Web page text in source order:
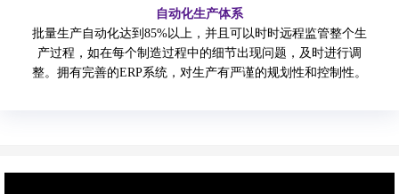
自动化生产体系
批量生产自动化达到85%以上，并且可以时时远程监管整个生
产过程，如在每个制造过程中的细节出现问题，及时进行调
整。拥有完善的ERP系统，对生产有严谨的规划性和控制性。